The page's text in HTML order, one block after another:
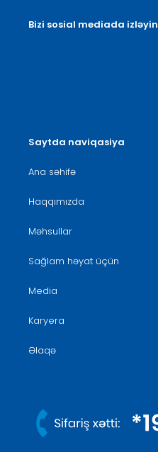
Saytda naviqasiya
Ana səhifə
Haqqımızda
Məhsullar
Sağlam həyat üçün
Media
Karyera
Əlaqə
Bizi sosial mediada izləyin